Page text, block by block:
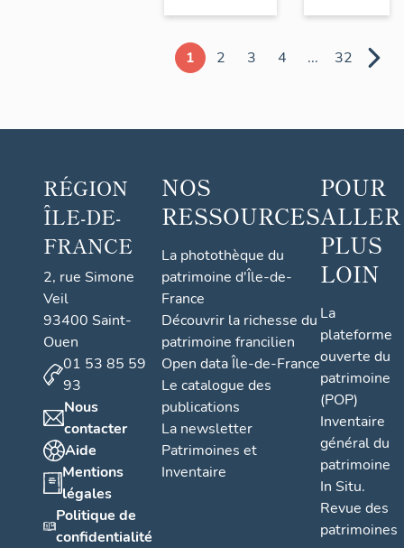
1 2 3 4 ... 32
RÉGION
ÎLE-DE-
FRANCE
2, rue Simone
Veil
93400 Saint-
Ouen
01 53 85 59
93
Nous
contacter
Aide
Mentions
légales
Politique de
confidentialité
NOS
RESSOURCES
La photothèque du
patrimoine d'Île-de-
France
Découvrir la richesse du
patrimoine francilien
Open data Île-de-France
Le catalogue des
publications
La newsletter
Patrimoines et
Inventaire
POUR
ALLER
PLUS
LOIN
La
plateforme
ouverte du
patrimoine
(POP)
Inventaire
général du
patrimoine
In Situ.
Revue des
patrimoines